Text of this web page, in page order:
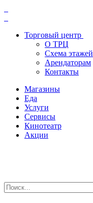
Торговый центр
О ТРЦ
Схема этажей
Арендаторам
Контакты
Магазины
Еда
Услуги
Сервисы
Кинотеатр
Акции